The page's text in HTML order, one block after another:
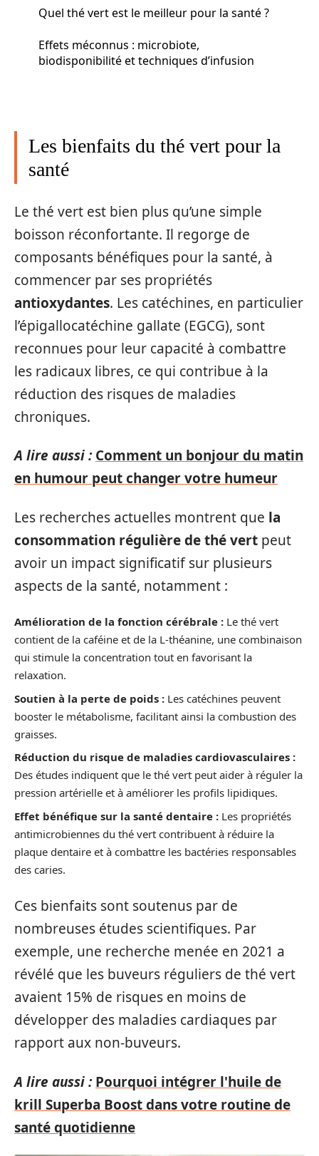
Quel thé vert est le meilleur pour la santé ?
Effets méconnus : microbiote,
biodisponibilité et techniques d’infusion
Les bienfaits du thé vert pour la
santé
Le thé vert est bien plus qu’une simple
boisson réconfortante. Il regorge de
composants bénéfiques pour la santé, à
commencer par ses propriétés
antioxydantes. Les catéchines, en particulier
l’épigallocatéchine gallate (EGCG), sont
reconnues pour leur capacité à combattre
les radicaux libres, ce qui contribue à la
réduction des risques de maladies
chroniques.
A lire aussi : Comment un bonjour du matin
en humour peut changer votre humeur
Les recherches actuelles montrent que la
consommation régulière de thé vert peut
avoir un impact significatif sur plusieurs
aspects de la santé, notamment :
Amélioration de la fonction cérébrale : Le thé vert
contient de la caféine et de la L-théanine, une combinaison
qui stimule la concentration tout en favorisant la
relaxation.
Soutien à la perte de poids : Les catéchines peuvent
booster le métabolisme, facilitant ainsi la combustion des
graisses.
Réduction du risque de maladies cardiovasculaires :
Des études indiquent que le thé vert peut aider à réguler la
pression artérielle et à améliorer les profils lipidiques.
Effet bénéfique sur la santé dentaire : Les propriétés
antimicrobiennes du thé vert contribuent à réduire la
plaque dentaire et à combattre les bactéries responsables
des caries.
Ces bienfaits sont soutenus par de
nombreuses études scientifiques. Par
exemple, une recherche menée en 2021 a
révélé que les buveurs réguliers de thé vert
avaient 15% de risques en moins de
développer des maladies cardiaques par
rapport aux non-buveurs.
A lire aussi : Pourquoi intégrer l'huile de
krill Superba Boost dans votre routine de
santé quotidienne